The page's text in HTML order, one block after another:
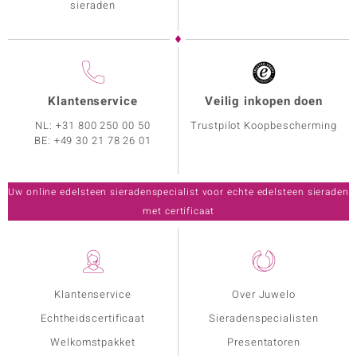
Klantenservice
Echtheidscertificaat
Welkomstpakket
Over Juwelo
Sieradenspecialisten
Presentatoren
sieraden
Klantenservice
NL:+31 800 250 00 50
BE: +49 30 21 78 26 01
Veilig inkopen doen
Trustpilot Koopbescherming
Uw online edelsteen sieradenspecialist voor echte edelsteen sieraden
met certificaat